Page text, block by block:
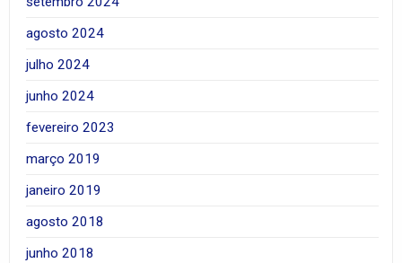
agosto 2024
julho 2024
junho 2024
fevereiro 2023
março 2019
janeiro 2019
agosto 2018
junho 2018